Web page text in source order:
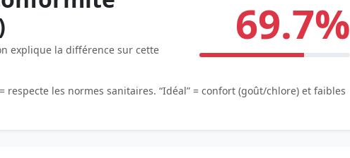
explique la différence sur cette
69.7%
respecte les normes sanitaires. “Idéal” = confort (goût/chlore) et faibles